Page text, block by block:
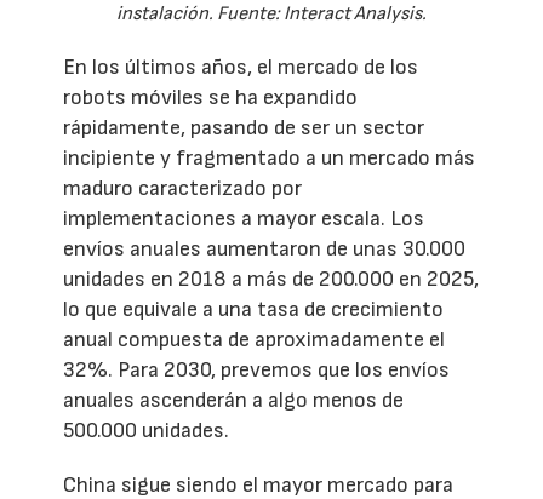
instalación. Fuente: Interact Analysis.
En los últimos años, el mercado de los
robots móviles se ha expandido
rápidamente, pasando de ser un sector
incipiente y fragmentado a un mercado más
maduro caracterizado por
implementaciones a mayor escala. Los
envíos anuales aumentaron de unas 30.000
unidades en 2018 a más de 200.000 en 2025,
lo que equivale a una tasa de crecimiento
anual compuesta de aproximadamente el
32%. Para 2030, prevemos que los envíos
anuales ascenderán a algo menos de
500.000 unidades.
China sigue siendo el mayor mercado para